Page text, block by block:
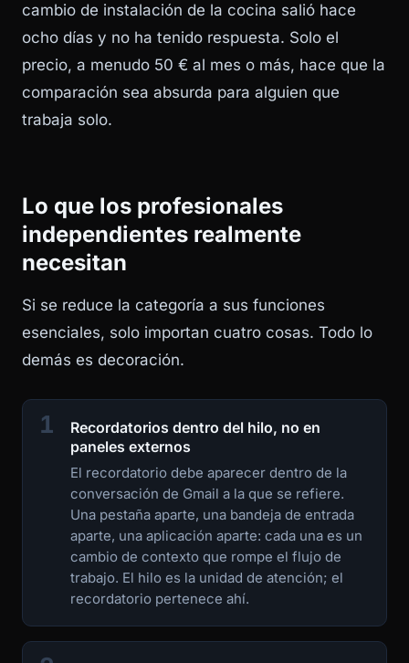
cambio de instalación de la cocina salió hace
ocho días y no ha tenido respuesta. Solo el
precio, a menudo 50 € al mes o más, hace que la
comparación sea absurda para alguien que
trabaja solo.
Lo que los profesionales
independientes realmente
necesitan
Si se reduce la categoría a sus funciones
esenciales, solo importan cuatro cosas. Todo lo
demás es decoración.
1
Recordatorios dentro del hilo, no en
paneles externos
El recordatorio debe aparecer dentro de la
conversación de Gmail a la que se refiere.
Una pestaña aparte, una bandeja de entrada
aparte, una aplicación aparte: cada una es un
cambio de contexto que rompe el flujo de
trabajo. El hilo es la unidad de atención; el
recordatorio pertenece ahí.